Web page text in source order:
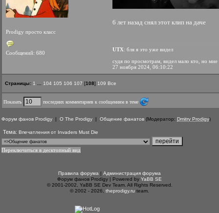
Prodigy просто класс
Сообщений: 680
6 лет назад снял этот клип на даче
UTX: бля я это уже видел
судя по просмотрам, видел мало кто, но мне
27 ноября 2024, 06:10:22
Страницы: 1 104 105 106 107 [108] 109 Все
Показать последних комментариев к сообщениям в теме
Форум фанов Prodigy | О The Prodigy | Общение фанатов (Модератор: Dmitry Prodigy)
Тема: Впечатления от Invaders Must Die
Переключиться в десктопный вид
Правила форума | Администрация форума
Форум фанов Prodigy | Powered by YaBB SE
© 2001-2002, YaBB SE Dev Team. All Rights Reserved.
© 2002 - 2026, theprodigy.ru team.